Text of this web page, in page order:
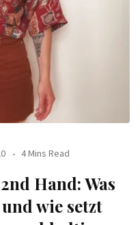
4 Mins Read
Hand: Was
wie setzt